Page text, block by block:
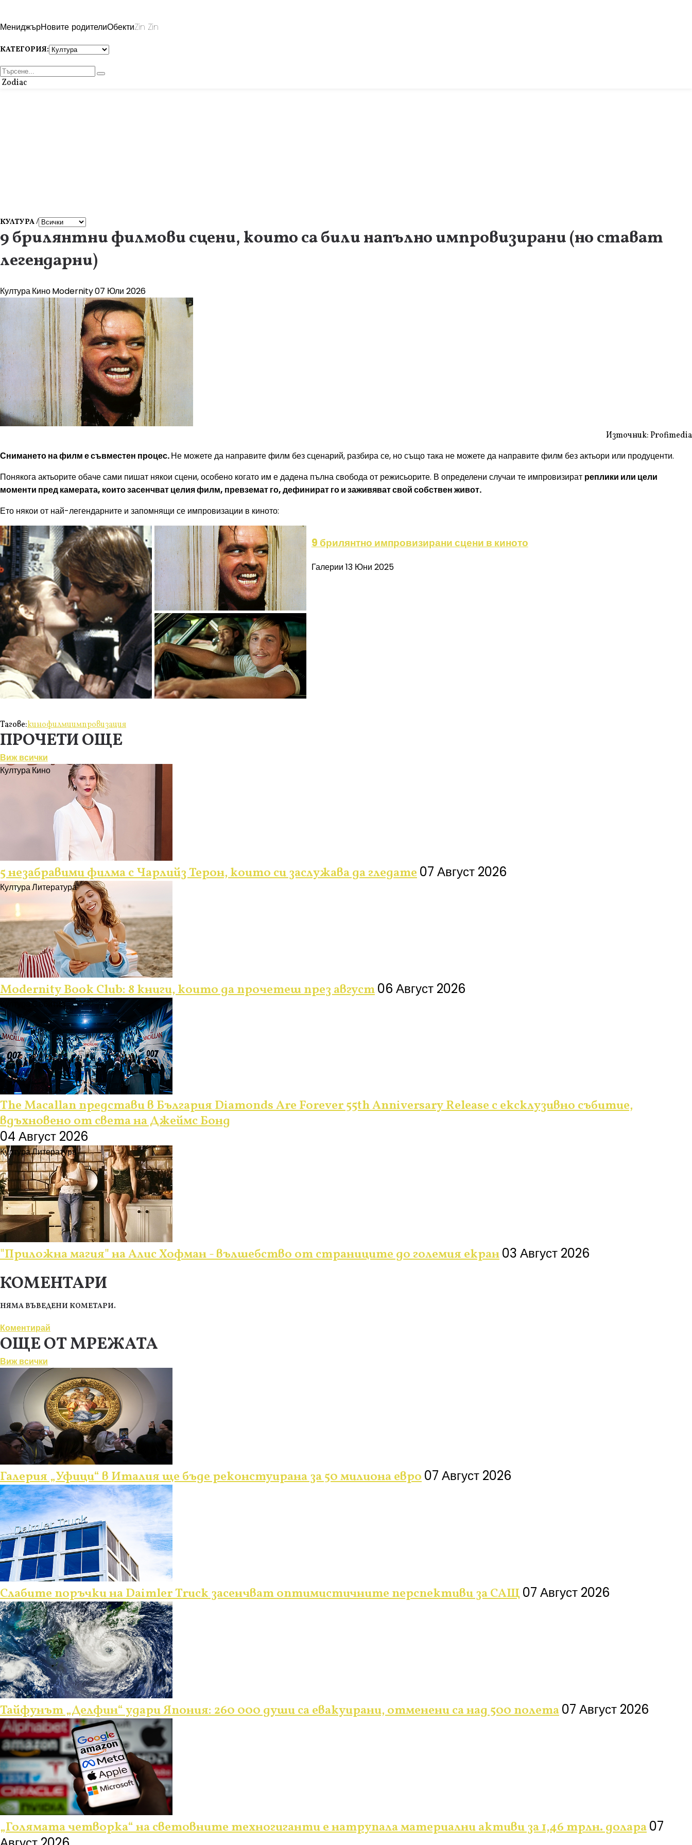
МениджърНовите родителиОбектиZin Zin
КАТЕГОРИЯ:
Zodiac
КУЛТУРА /
9 брилянтни филмови сцени, които са били напълно импровизирани (но стават
легендарни)
КултураКиноModernity07 Юли 2026
Източник: Profimedia
Снимането на филм е съвместен процес.Не можете да направите филм без сценарий, разбира се, но също така не можете да направите филм без актьори или продуценти.
Понякога актьорите обаче сами пишат някои сцени, особено когато им е дадена пълна свобода от режисьорите. В определени случаи те импровизират реплики или цели
моменти пред камерата, които засенчват целия филм, превземат го, дефинират го и заживяват свой собствен живот.
Ето някои от най-легендарните и запомнящи се импровизации в киното:
9 брилянтно импровизирани сцени в киното
Галерии 13 Юни 2025
Тагове:кинофилмиимпровизация
ПРОЧЕТИ ОЩЕ
Виж всички
КултураКино
5 незабравими филма с Чарлийз Терон, които си заслужава да гледате07 Август 2026
КултураЛитература
Modernity Book Club: 8 книги, които да прочетеш през август06 Август 2026
Култура Събития
The Macallan представи в България Diamonds Are Forever 55th Anniversary Release с ексклузивно събитие,
вдъхновено от света на Джеймс Бонд
04 Август 2026
КултураЛитература
"Приложна магия" на Алис Хофман - вълшебство от страниците до големия екран03 Август 2026
КОМЕНТАРИ
НЯМА ВЪВЕДЕНИ КОМЕТАРИ.
Коментирай
ОЩЕ ОТ МРЕЖАТА
Виж всички
Галерия „Уфици“ в Италия ще бъде реконстуирана за 50 милиона евро07 Август 2026
Слабите поръчки на Daimler Truck засенчват оптимистичните перспективи за САЩ07 Август 2026
Тайфунът „Делфин“ удари Япония: 260 000 души са евакуирани, отменени са над 500 полета07 Август 2026
„Голямата четворка“ на световните техногиганти е натрупала материални активи за 1,46 трлн. долара07